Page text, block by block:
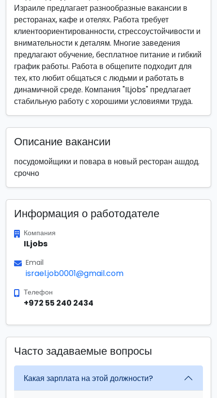
Израиле предлагает разнообразные вакансии в
ресторанах, кафе и отелях. Работа требует
клиентоориентированности, стрессоустойчивости и
внимательности к деталям. Многие заведения
предлагают обучение, бесплатное питание и гибкий
график работы. Работа в общепите подходит для
тех, кто любит общаться с людьми и работать в
динамичной среде. Компания "ILjobs" предлагает
стабильную работу с хорошими условиями труда.
Описание вакансии
посудомойщики и повара в новый ресторан ашдод.
срочно
Информация о работодателе
Компания
ILjobs
Email
israel.job0001@gmail.com
Телефон
+972 55 240 2434
Часто задаваемые вопросы
Какая зарплата на этой должности?